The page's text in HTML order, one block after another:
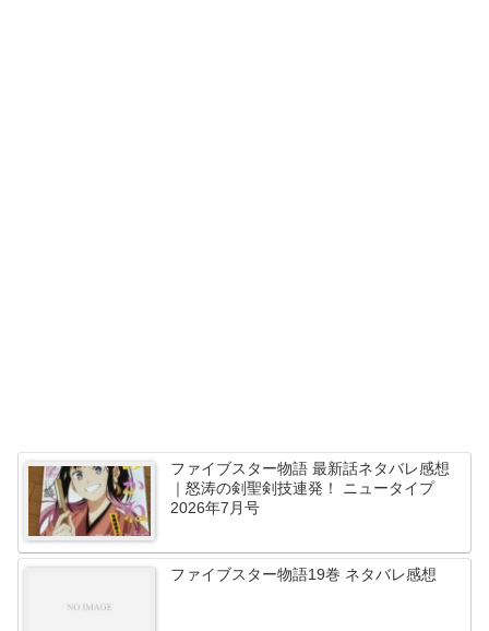
ファイブスター物語 最新話ネタバレ感想
｜怒涛の剣聖剣技連発！ ニュータイプ
2026年7月号
ファイブスター物語19巻 ネタバレ感想